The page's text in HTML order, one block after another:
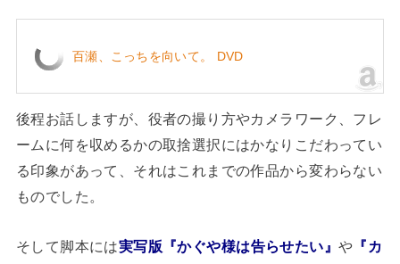
百瀬、こっちを向いて。 DVD
後程お話しますが、役者の撮り方やカメラワーク、フレ
ームに何を収めるかの取捨選択にはかなりこだわってい
る印象があって、それはこれまでの作品から変わらない
ものでした。
そして脚本には実写版『かぐや様は告らせたい』 や 『カ